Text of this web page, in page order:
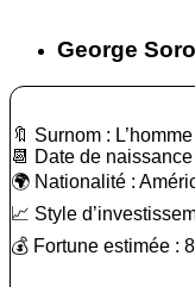
George
🔖 Surnom :
📆 Date de
🌍 Nationalité :
📈 Style
💰 Fortune estimée :